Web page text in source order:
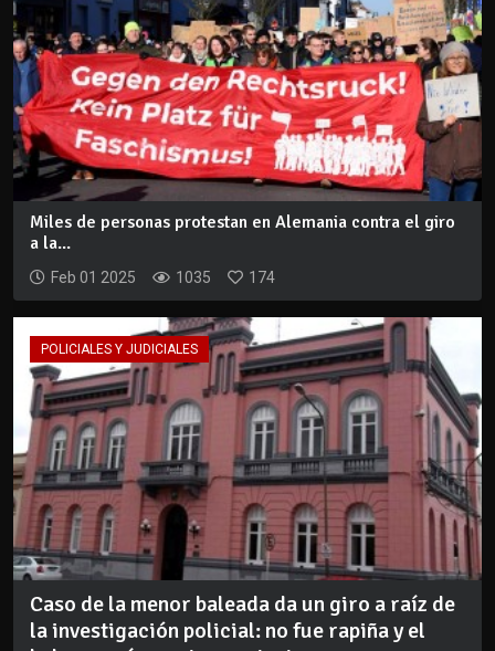
Miles de personas protestan en Alemania contra el giro
a la...
Feb 01 2025 1035 174
POLICIALES Y JUDICIALES
Caso de la menor baleada da un giro a raíz de
la investigación policial: no fue rapiña y el